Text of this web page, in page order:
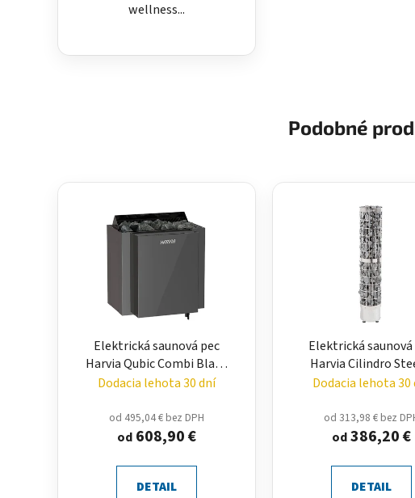
wellness...
Podobné
Elektrická saunová pec
Harvia Qubic Combi Black
Steel – podlahová pec 6 až
Dodacia lehota 30 dní
od 495,04 € bez DPH
od608,90 €
DETAIL
Elektrická saunová
Harvia Cilindro
podlahová pec 6,6
Dodacia lehota 30
od 313,98 € bez
od386,20 €
DETAIL